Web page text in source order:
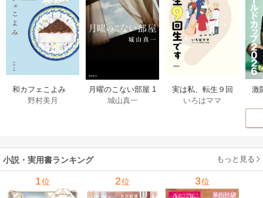
和カフェこよみ
五月くんの夏のお
野村美月
月曜のこない部屋 1
巻
城山真一
実は私、転生９回
生です マンガ
いろはママ
激
小説・実用書ランキング もっと見る
1位 2位 3位